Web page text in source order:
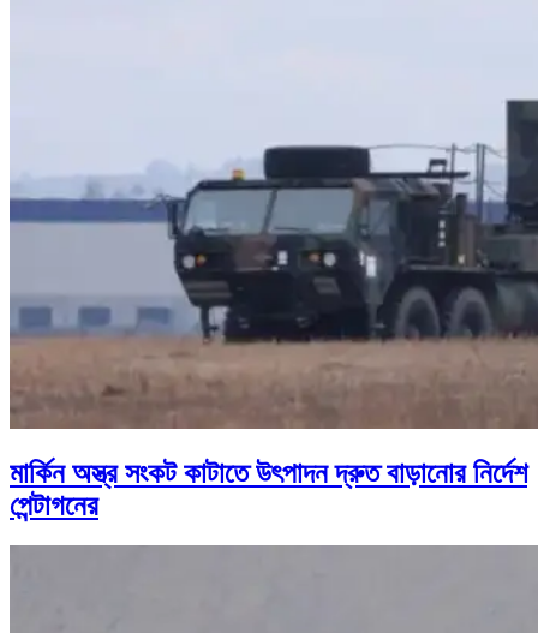
মার্কিন অস্ত্র সংকট কাটাতে উৎপাদন দ্রুত বাড়ানোর নির্দেশ
পেন্টাগনের